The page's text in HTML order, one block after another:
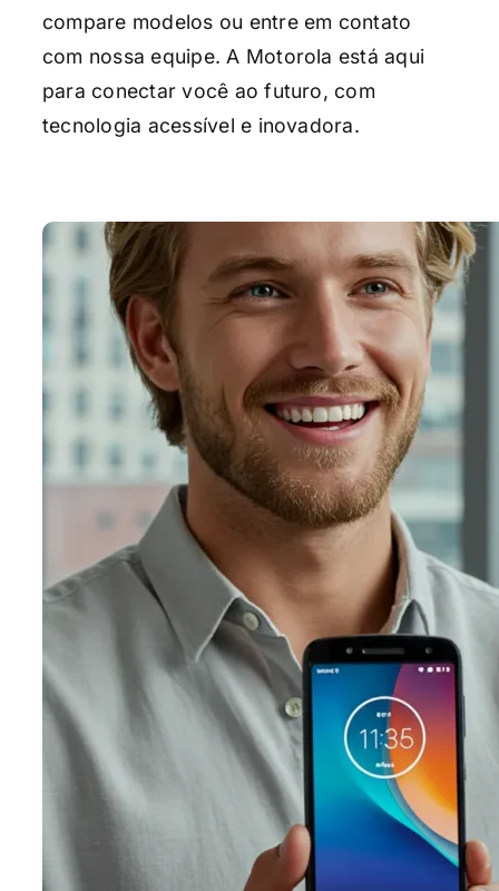
compare modelos ou entre em contato
com nossa equipe. A Motorola está aqui
para conectar você ao futuro, com
tecnologia acessível e inovadora.